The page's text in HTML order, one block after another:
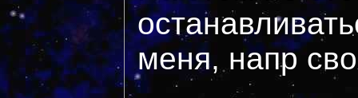
меня, напр